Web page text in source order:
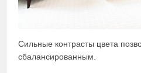
Сильные контрасты цвета
сбалансированным.